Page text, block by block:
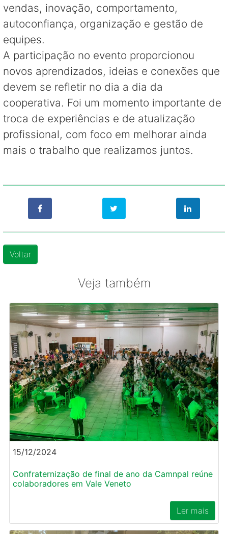
vendas, inovação, comportamento,
autoconfiança, organização e gestão de
equipes.
A participação no evento proporcionou
novos aprendizados, ideias e conexões que
devem se refletir no dia a dia da
cooperativa. Foi um momento importante de
troca de experiências e de atualização
profissional, com foco em melhorar ainda
mais o trabalho que realizamos juntos.
Voltar
Veja também
15/12/2024
Confraternização de final de ano da Camnpal reúne
colaboradores em Vale Veneto
Ler mais